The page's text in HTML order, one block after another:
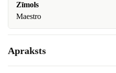
Zīmols
Maestro
Apraksts